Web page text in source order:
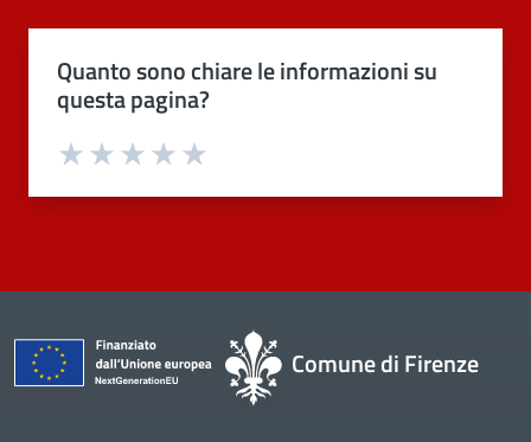
Quanto sono chiare le informazioni su
questa pagina?
Valuta 4 stelle su 5
Valuta 3 stelle su 5
Valuta 2 stelle su 5
Valuta 1 stelle su 5
Comune di Firenze